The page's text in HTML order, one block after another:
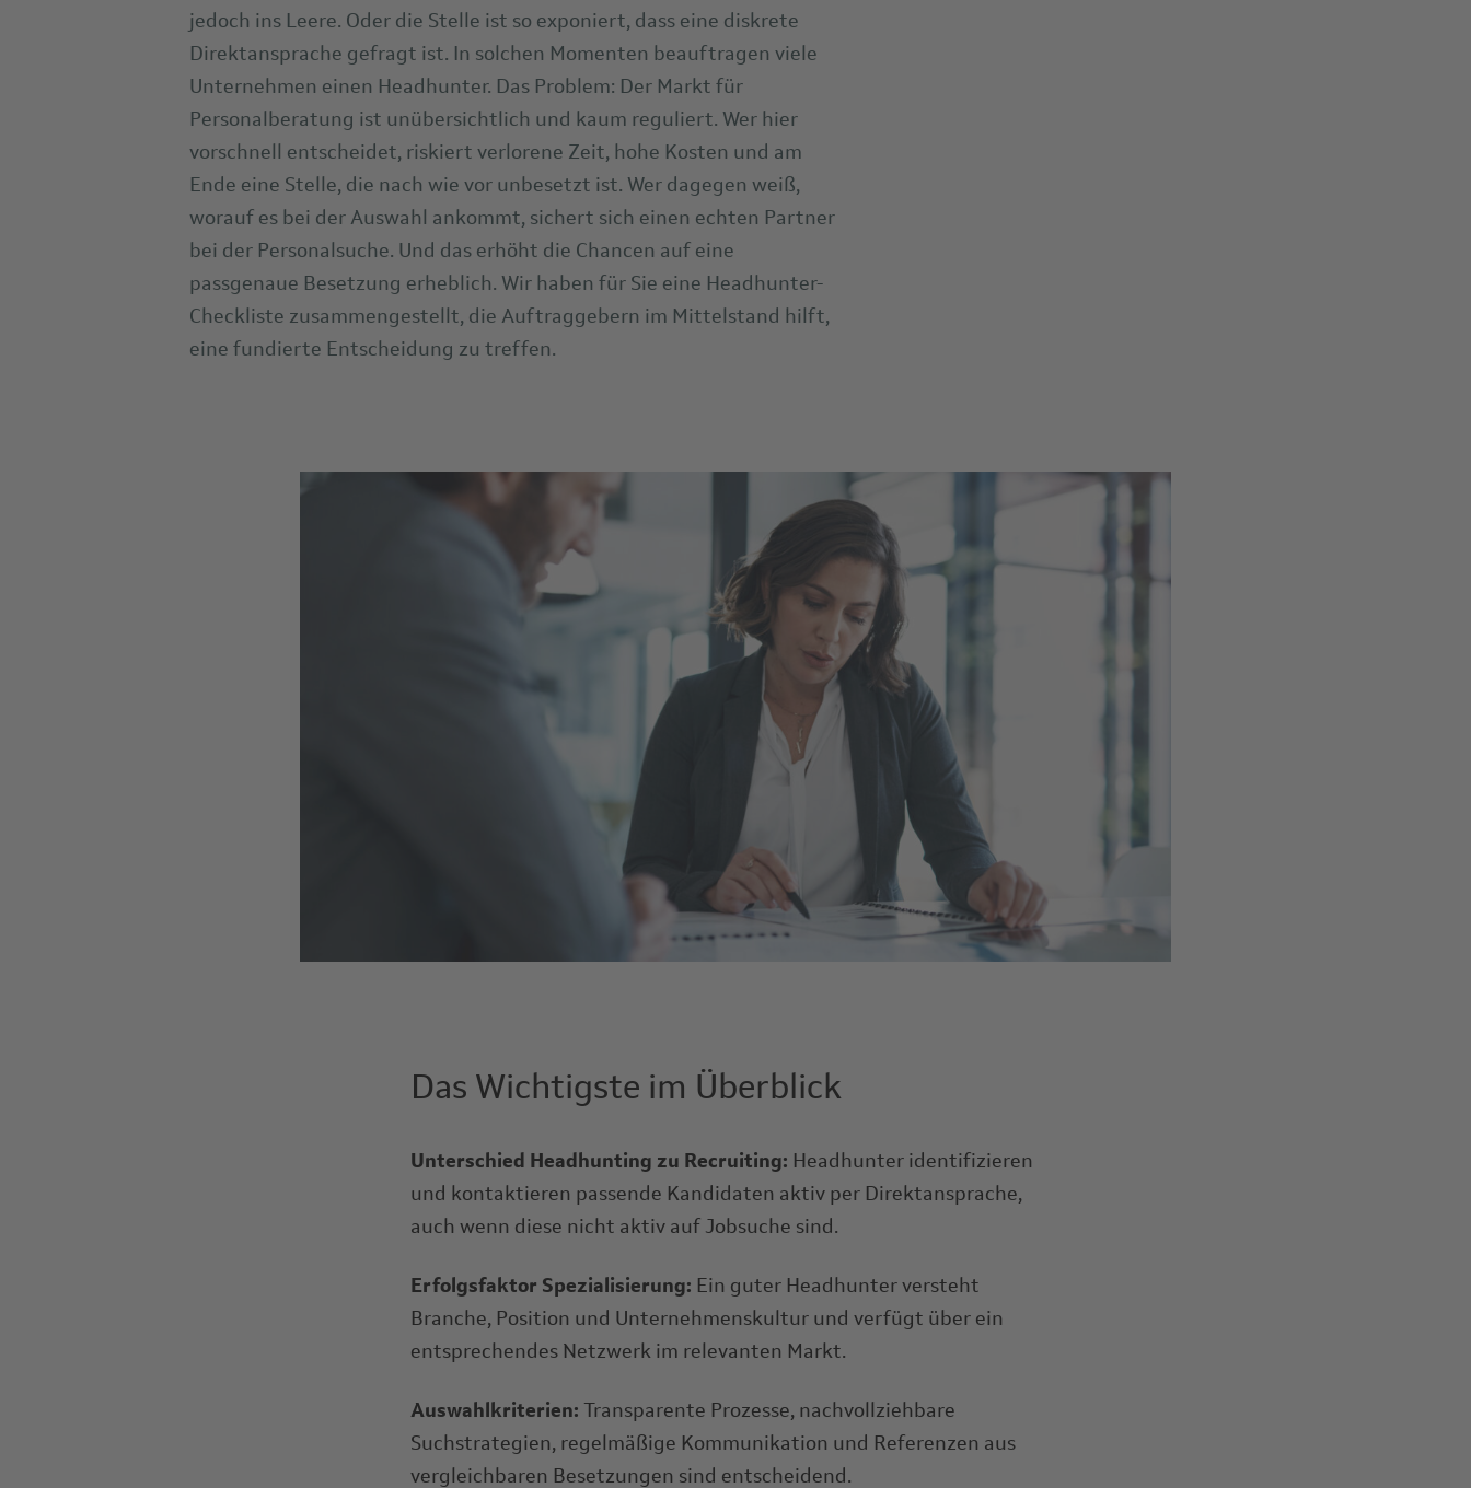
jedoch ins Leere. Oder die Stelle ist so exponiert, dass eine diskrete
Direktansprache gefragt ist. In solchen Momenten beauftragen viele
Unternehmen einen Headhunter. Das Problem: Der Markt für
Personalberatung ist unübersichtlich und kaum reguliert. Wer hier
vorschnell entscheidet, riskiert verlorene Zeit, hohe Kosten und am
Ende eine Stelle, die nach wie vor unbesetzt ist. Wer dagegen weiß,
worauf es bei der Auswahl ankommt, sichert sich einen echten Partner
bei der Personalsuche. Und das erhöht die Chancen auf eine
passgenaue Besetzung erheblich. Wir haben für Sie eine Headhunter-
Checkliste zusammengestellt, die Auftraggebern im Mittelstand hilft,
eine fundierte Entscheidung zu treffen.
Das Wichtigste im Überblick
Unterschied Headhunting zu Recruiting: Headhunter identifizieren
und kontaktieren passende Kandidaten aktiv per Direktansprache,
auch wenn diese nicht aktiv auf Jobsuche sind.
Erfolgsfaktor Spezialisierung: Ein guter Headhunter versteht
Branche, Position und Unternehmenskultur und verfügt über ein
entsprechendes Netzwerk im relevanten Markt.
Auswahlkriterien: Transparente Prozesse, nachvollziehbare
Suchstrategien, regelmäßige Kommunikation und Referenzen aus
vergleichbaren Besetzungen sind entscheidend.